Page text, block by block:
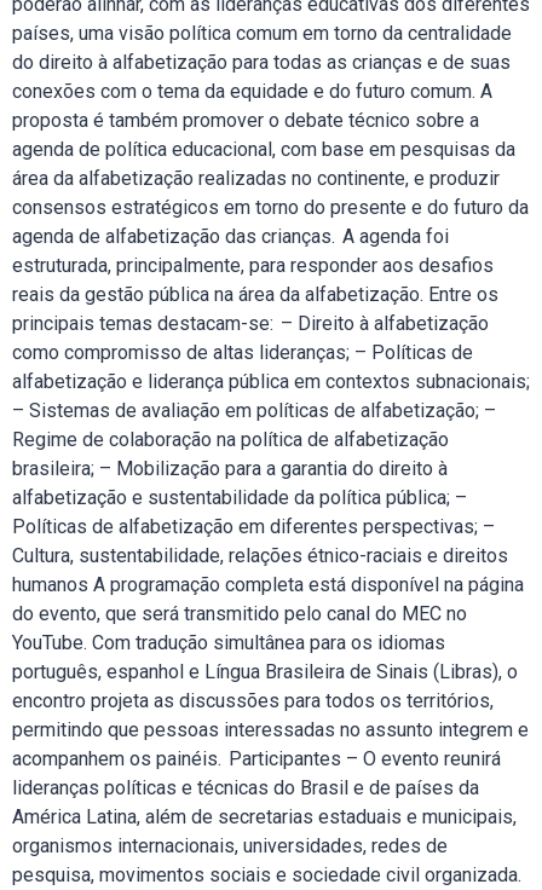
países, uma visão política comum em torno da centralidade
do direito à alfabetização para todas as crianças e de suas
conexões com o tema da equidade e do futuro comum. A
proposta é também promover o debate técnico sobre a
agenda de política educacional, com base em pesquisas da
área da alfabetização realizadas no continente, e produzir
consensos estratégicos em torno do presente e do futuro da
agenda de alfabetização das crianças. A agenda foi
estruturada, principalmente, para responder aos desafios
reais da gestão pública na área da alfabetização. Entre os
principais temas destacam-se: – Direito à alfabetização
como compromisso de altas lideranças; – Políticas de
alfabetização e liderança pública em contextos subnacionais;
– Sistemas de avaliação em políticas de alfabetização; –
Regime de colaboração na política de alfabetização
brasileira; – Mobilização para a garantia do direito à
alfabetização e sustentabilidade da política pública; –
Políticas de alfabetização em diferentes perspectivas; –
Cultura, sustentabilidade, relações étnico-raciais e direitos
humanos A programação completa está disponível na página
do evento, que será transmitido pelo canal do MEC no
YouTube. Com tradução simultânea para os idiomas
português, espanhol e Língua Brasileira de Sinais (Libras), o
encontro projeta as discussões para todos os territórios,
permitindo que pessoas interessadas no assunto integrem e
acompanhem os painéis. Participantes – O evento reunirá
lideranças políticas e técnicas do Brasil e de países da
América Latina, além de secretarias estaduais e municipais,
organismos internacionais, universidades, redes de
pesquisa, movimentos sociais e sociedade civil organizada.